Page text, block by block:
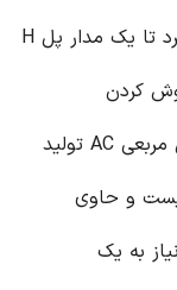
MOSFET با گیت درایور مناسب استفاده کرد تا یک مدار پل H
کردن
ترانزیستورها به صورت متناوب، یک سیگنال مربعی AC تولید
و حاوی
به یک